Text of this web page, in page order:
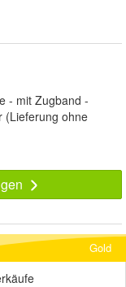
- mit Zugband -
(Lieferung ohne
Gold